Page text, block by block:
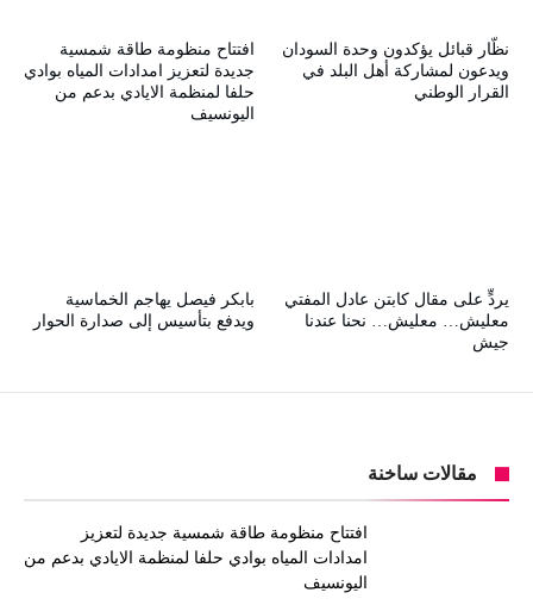
افتتاح منظومة طاقة شمسية
جديدة لتعزيز امدادات المياه بوادي
حلفا لمنظمة الايادي بدعم من
اليونسيف
نظّار قبائل يؤكدون وحدة السودان
ويدعون لمشاركة أهل البلد في
القرار الوطني
بابكر فيصل يهاجم الخماسية
ويدفع بتأسيس إلى صدارة الحوار
يردٍّ على مقال كابتن عادل المفتي
معليش… معليش… نحنا عندنا
جيش
مقالات ساخنة
افتتاح منظومة طاقة شمسية جديدة لتعزيز
امدادات المياه بوادي حلفا لمنظمة الايادي بدعم من
اليونسيف